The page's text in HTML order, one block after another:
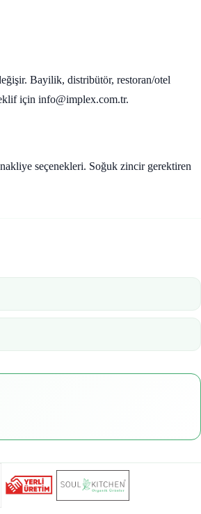
Bayilik, distribütör, restoran/otel
için info@implex.com.tr.
seçenekleri. Soğuk zincir gerektiren